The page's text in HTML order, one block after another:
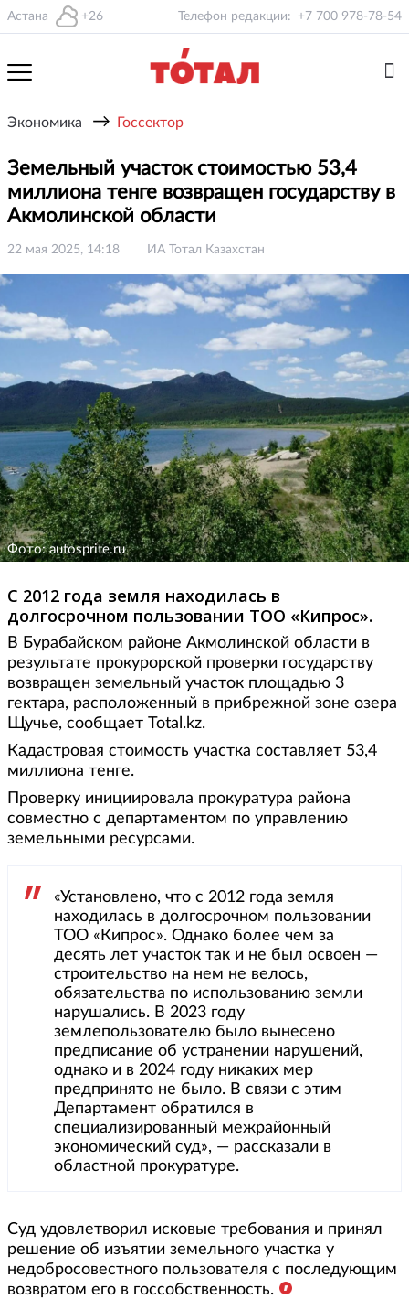
Астана +26 Телефон редакции: +7 700 978-78-54
Экономика → Госсектор
Земельный участок стоимостью 53,4
миллиона тенге возвращен государству в
Акмолинской области
22 мая 2025, 14:18 ИА Тотал Казахстан
Фото: autosprite.ru
С 2012 года земля находилась в
долгосрочном пользовании ТОО «Кипрос».
В Бурабайском районе Акмолинской области в
результате прокурорской проверки государству
возвращен земельный участок площадью 3
гектара, расположенный в прибрежной зоне озера
Щучье, сообщает Total.kz.
Кадастровая стоимость участка составляет 53,4
миллиона тенге.
Проверку инициировала прокуратура района
совместно с департаментом по управлению
земельными ресурсами.
«Установлено, что с 2012 года земля
находилась в долгосрочном пользовании
ТОО «Кипрос». Однако более чем за
десять лет участок так и не был освоен —
строительство на нем не велось,
обязательства по использованию земли
нарушались. В 2023 году
землепользователю было вынесено
предписание об устранении нарушений,
однако и в 2024 году никаких мер
предпринято не было. В связи с этим
Департамент обратился в
специализированный межрайонный
экономический суд», — рассказали в
областной прокуратуре.
Суд удовлетворил исковые требования и принял
решение об изъятии земельного участка у
недобросовестного пользователя с последующим
возвратом его в госсобственность.